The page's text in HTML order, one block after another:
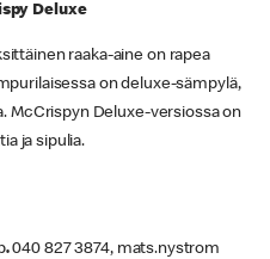
Deluxe
raaka-aine on rapea
on deluxe-sämpylä,
McCrispyn Deluxe-versiossa on
ja sipulia.
.040 827 3874, mats.nystrom